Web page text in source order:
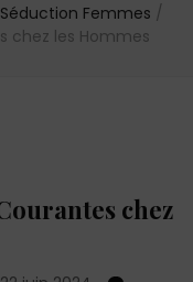
Femmes /
chez les Hommes
chez